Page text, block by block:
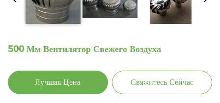
500 Мм Вентилятор Свежего Воздуха
Лучшая Цена Свяжитесь Сейчас